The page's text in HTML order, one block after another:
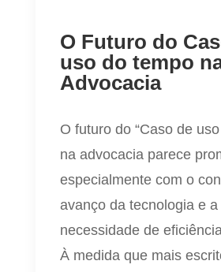
O Futuro do
uso do tempo
Advocacia
O futuro do “Caso de
na advocacia parece
especialmente com o
avanço da tecnologia e
necessidade de
À medida que mais